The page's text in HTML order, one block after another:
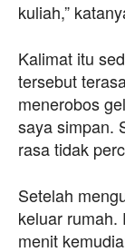
kuliah,”
Kalimat itu
tersebut
menerobos
saya simpan.
rasa tidak
Setelah
keluar rumah.
menit